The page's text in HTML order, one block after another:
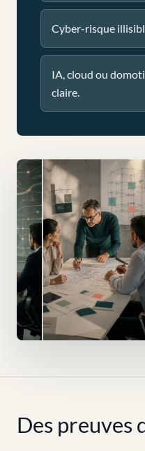
Cyber-risque
IA, cloud ou
claire.
Des preuves